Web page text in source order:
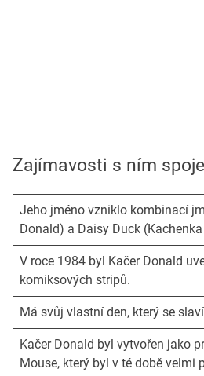
Zajímavosti s ním
Jeho jméno vzniklo kombinací
Donald) a Daisy Duck
V roce 1984 byl Kačer Donald
komiksových stripů.
Má svůj vlastní den, který se
Kačer Donald byl vytvořen jako
Mouse, který byl v té době velmi